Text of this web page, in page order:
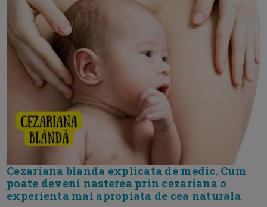
Cezariana blanda explicata de medic. Cum
poate deveni nasterea prin cezariana o
experienta mai apropiata de cea naturala